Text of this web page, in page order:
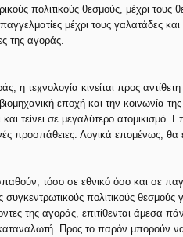
πολιτικούς θεσμούς, μέχρι τους
μέχρι τους γαλατάδες και
της αγοράς.
η τεχνολογία κινείται προς αντίθετη
εποχή και την κοινωνία
τείνει σε μεγαλύτερο ατομικισμό.
προσπάθειες. Λογικά επομένως,
τόσο σε εθνικό όσο και σε
πολιτικούς θεσμούς
της αγοράς, επιτίθενται άμεσα
καταναλωτή. Προς το παρόν μπορούν